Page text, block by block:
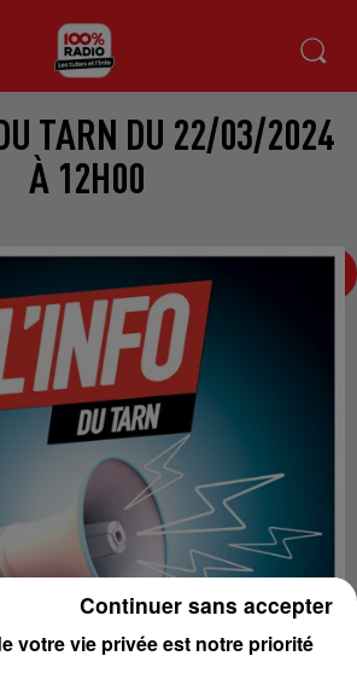
TARN DU 22/03/2024
À 12H00
votre vie privée est notre priorité
Continuer sans accepter